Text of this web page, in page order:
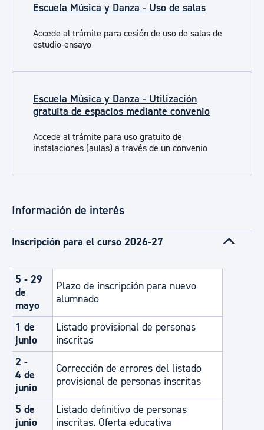
Escuela Música y Danza - Uso de salas
Accede al trámite para cesión de uso de salas de
estudio-ensayo
Escuela Música y Danza - Utilización
gratuita de espacios mediante convenio
Accede al trámite para uso gratuito de
instalaciones (aulas) a través de un convenio
Información de interés
Inscripción para el curso 2026-27
5 - 29
de
mayo
Plazo de inscripción para nuevo
alumnado
1 de
junio
Listado provisional de personas
inscritas
2 -
4 de
junio
Corrección de errores del listado
provisional de personas inscritas
5 de
junio
Listado definitivo de personas
inscritas. Oferta educativa